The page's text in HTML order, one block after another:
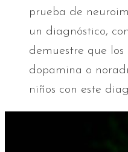
prueba de
un diagnóstico,
demuestre que los
dopamina o
niños con este